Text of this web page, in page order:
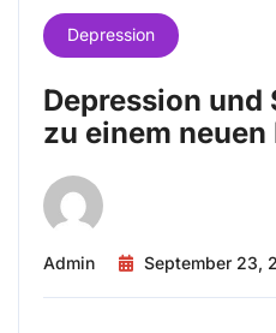
Depression
Depression und
zu einem
Admin September 23,